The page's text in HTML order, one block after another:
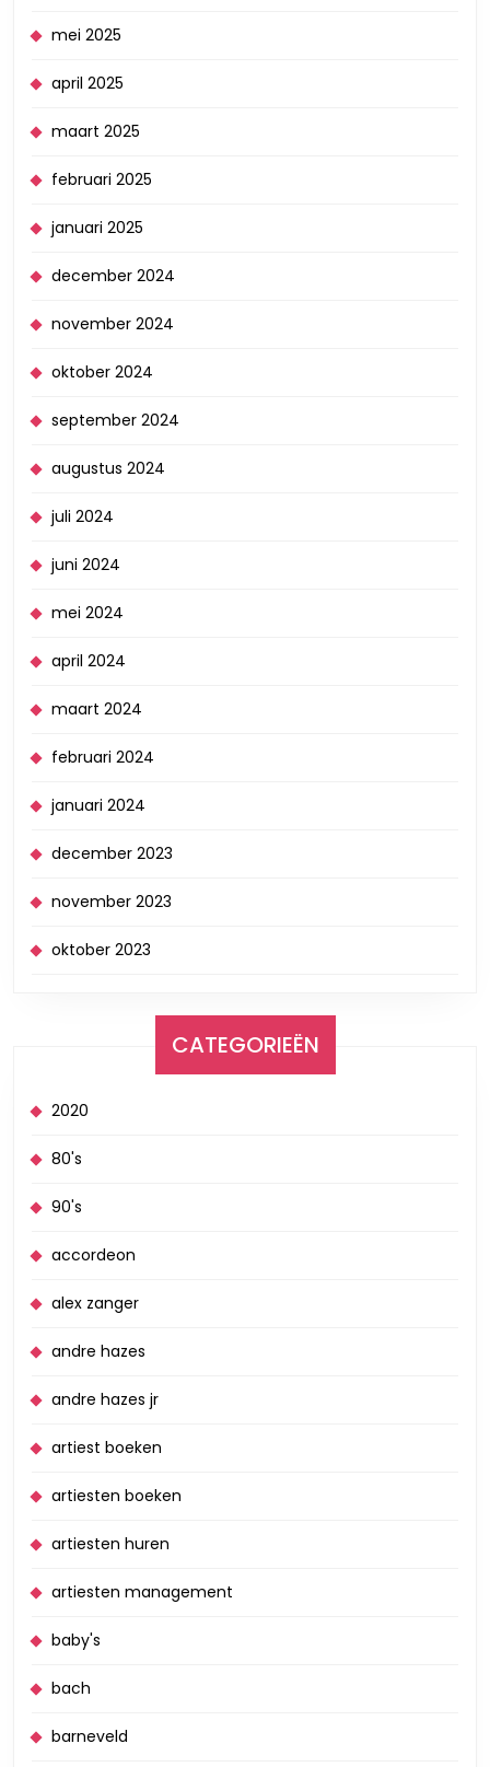
mei 2025
april 2025
maart 2025
februari 2025
januari 2025
december 2024
november 2024
oktober 2024
september 2024
augustus 2024
juli 2024
juni 2024
mei 2024
april 2024
maart 2024
februari 2024
januari 2024
december 2023
november 2023
oktober 2023
CATEGORIEËN
2020
80's
90's
accordeon
alex zanger
andre hazes
andre hazes jr
artiest boeken
artiesten boeken
artiesten huren
artiesten management
baby's
bach
barneveld